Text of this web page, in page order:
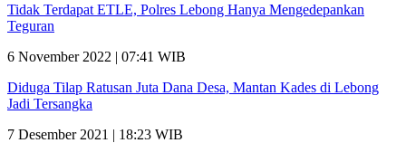
Tidak Terdapat ETLE, Polres Lebong Hanya Mengedepankan
Teguran
6 November 2022 | 07:41 WIB
Diduga Tilap Ratusan Juta Dana Desa, Mantan Kades di Lebong
Jadi Tersangka
7 Desember 2021 | 18:23 WIB